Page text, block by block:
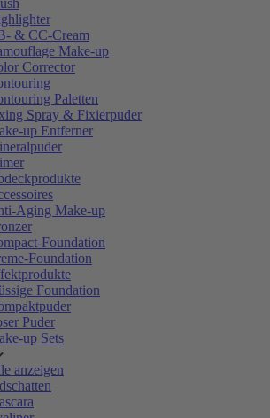
& CC-Cream
Make-up
Corrector
Paletten
Spray & Fixierpuder
up Entferner
Aging Make-up
Foundation
Foundation
Foundation
Puder
up Sets
anzeigen